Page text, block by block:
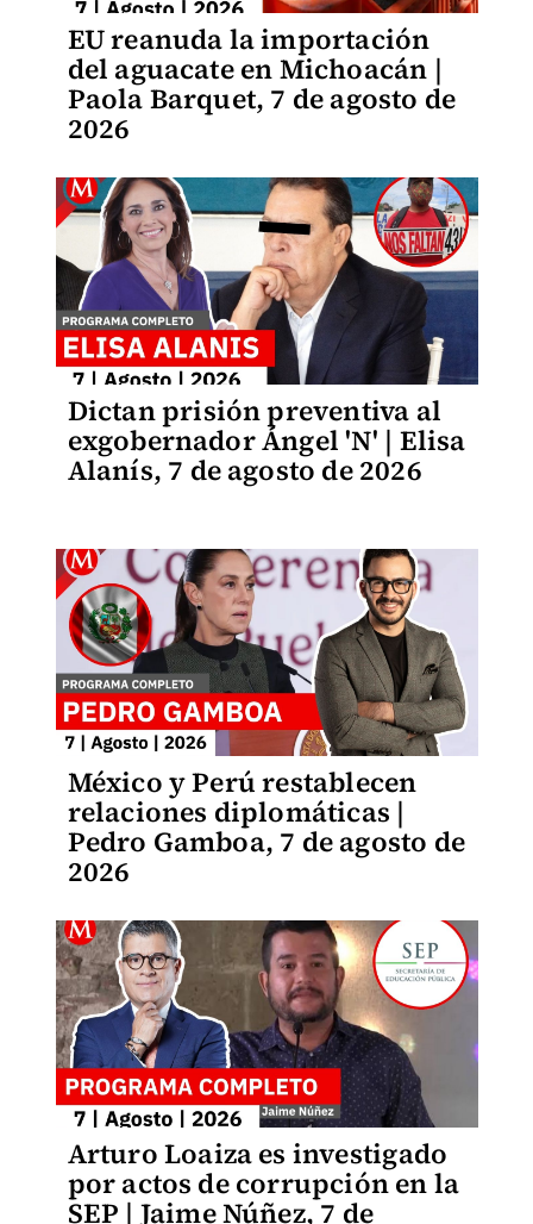
EU reanuda la importación
del aguacate en Michoacán |
Paola Barquet, 7 de agosto de
2026
Dictan prisión preventiva al
exgobernador Ángel 'N' | Elisa
Alanís, 7 de agosto de 2026
México y Perú restablecen
relaciones diplomáticas |
Pedro Gamboa, 7 de agosto de
2026
Arturo Loaiza es investigado
por actos de corrupción en la
SEP | Jaime Núñez, 7 de